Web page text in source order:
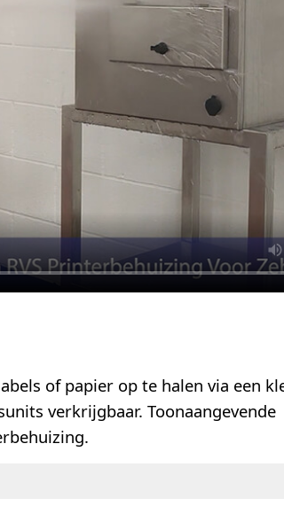
of papier op te halen via een
verkrijgbaar. Toonaangevende